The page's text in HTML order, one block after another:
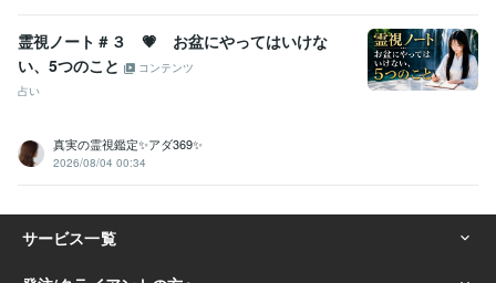
霊視ノート＃３ 💗 お盆にやってはいけな
い、5つのこと
コンテンツ
占い
真実の霊視鑑定✨アダ369✨
2026/08/04 00:34